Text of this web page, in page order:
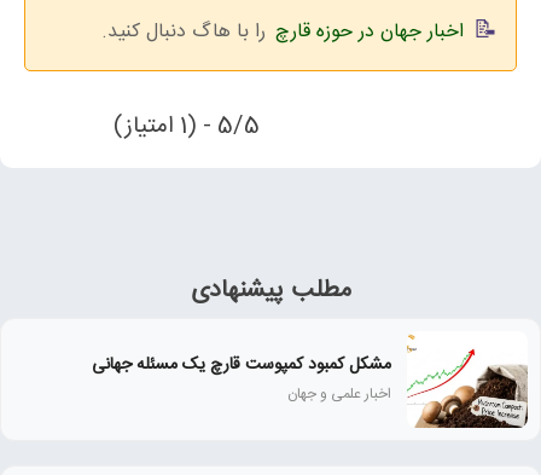
اخبار جهان در حوزه قارچ را با هاگ دنبال کنید.
5/5 - (1 امتیاز)
مطلب پیشنهادی
مشکل کمبود کمپوست قارچ یک مسئله جهانی
اخبار علمی و جهان